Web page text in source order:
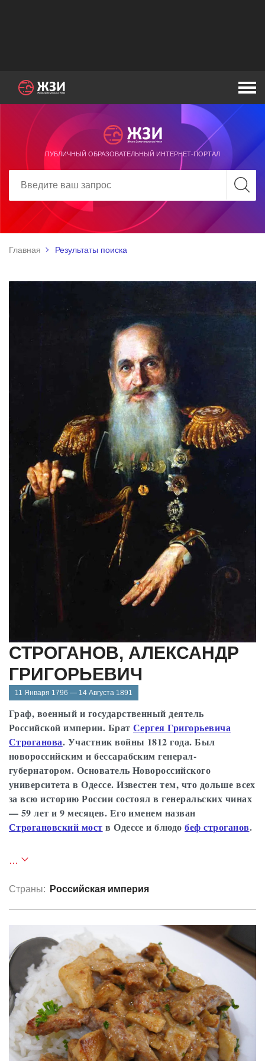
ПУБЛИЧНЫЙ ОБРАЗОВАТЕЛЬНЫЙ ИНТЕРНЕТ-ПОРТАЛ
Главная Результаты поиска
СТРОГАНОВ, АЛЕКСАНДР
ГРИГОРЬЕВИЧ
11 Января 1796 — 14 Августа 1891
Граф, военный и государственный деятель
Российской империи. Брат Сергея Григорьевича
Строганова. Участник войны 1812 года. Был
новороссийским и бессарабским генерал-
губернатором. Основатель Новороссийского
университета в Одессе. Известен тем, что дольше всех
за всю историю России состоял в генеральских чинах
— 59 лет и 9 месяцев. Его именем назван
Строгановский мост в Одессе и блюдобеф строганов.
Александровича Строганова (1770—1857) и его
Трубецкой (1765—1824).
Корпуса инженеров путей сообщения, откуда
был выпущен прапорщиком. Вступил в лейб-
гвардии артиллерийскую бригаду, с которой
участвовал в сражениях под Дрезденом,
Кульмом, Лейпцигом и во взятии Парижа.
В 1830 году участвовал в подавлении польского
восстания. В 1836 — 1838 годах был
малороссийским генерал-губернатором, а с 1839
по 1841 годы управлял Министерством
…
Страны: Российская империя